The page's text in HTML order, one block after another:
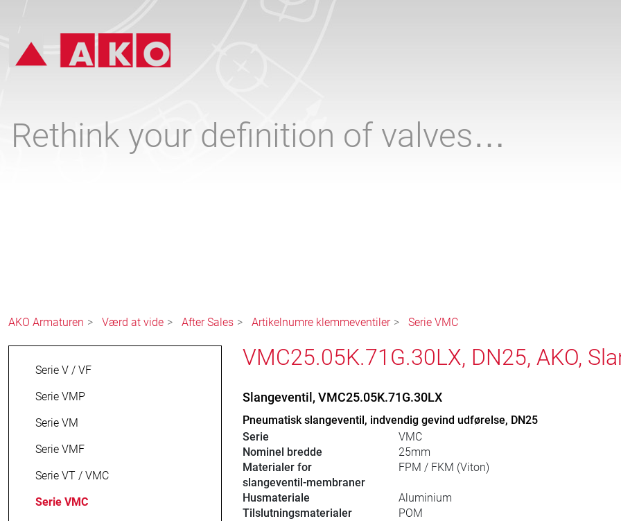
Rethink your definition of valves…
AKO Armaturen Værd at vide After Sales Artikelnumre klemmeventiler Serie VMC
Serie V / VF
Serie VMP
Serie VM
Serie VMF
Serie VT / VMC
Serie VMC
VMC25.05K.71G.30LX, DN25, AKO,
Slangeventil, VMC25.05K.71G.30LX
Pneumatisk slangeventil, indvendig gevind udførelse, DN25
Serie
VMC
Nominel bredde
25mm
Materialer for
slangeventil-membraner
FPM / FKM (Viton)
Husmateriale
Aluminium
Tilslutningsmaterialer
POM